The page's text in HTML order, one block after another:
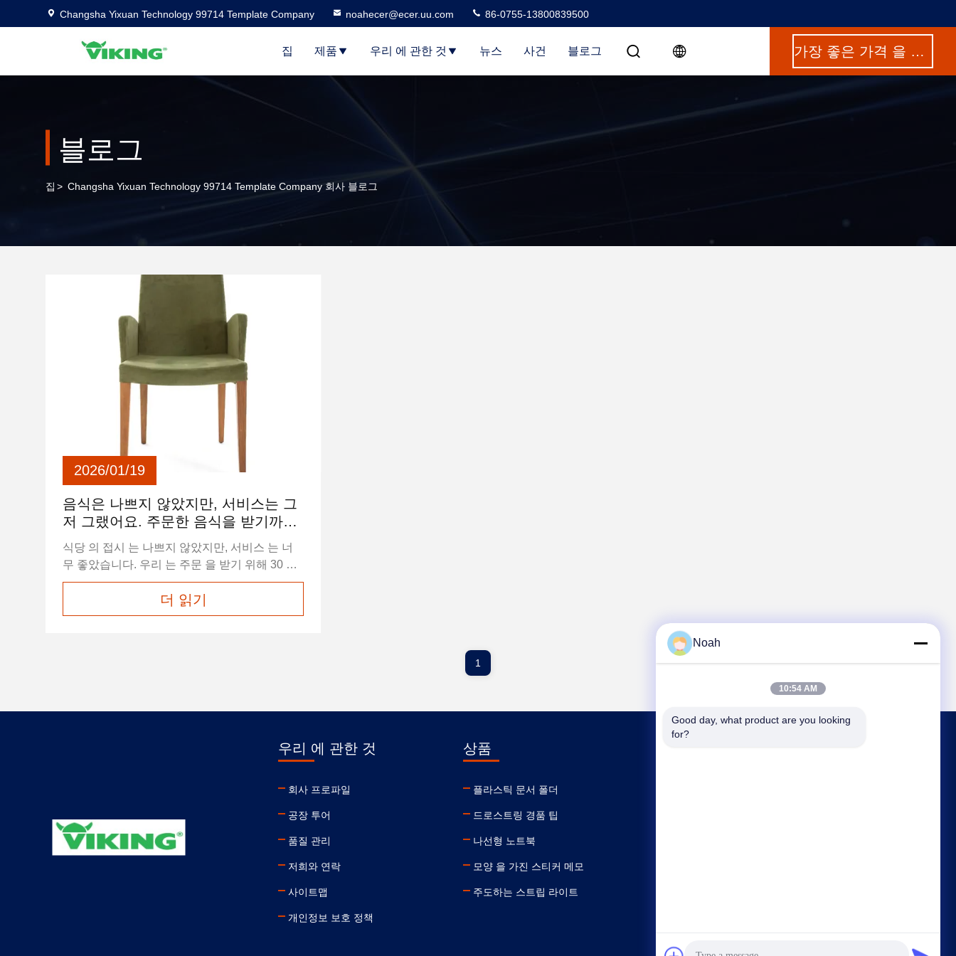
Changsha Yixuan Technology 99714 Template Company noahecer@ecer.uu.com 86-0755-13800839500
집 제품 우리 에 관한 것 뉴스 사건 블로그 가장 좋은 가격 을 구하라
블로그
집 > Changsha Yixuan Technology 99714 Template Company 회사 블로그
2026/01/19
음식은 나쁘지 않았지만, 서비스는 그
저 그랬어요. 주문한 음식을 받기까지
30분 넘게 기다려야 했어요.
식당 의 접시 는 나쁘지 않았지만, 서비스 는 너
무 좋았습니다. 우리 는 주문 을 받기 위해 30 분
이상 기다려야 했고, 직원 들 은 우리 의 불평 에
반응 하지 않았습니다.이렇게 느린 서비스는 상
당한 불편을 초래했습니다.저는 레스토랑이 직
더 읽기
1
우리 에 관한 것
회사 프로파일
공장 투어
품질 관리
저희와 연락
사이트맵
개인정보 보호 정책
상품
플라스틱 문서 폴더
드로스트링 경품 팁
나선형 노트북
모양 을 가진 스티커 메모
주도하는 스트립 라이트
Noah
10:54 AM
Good day, what product are you looking
for?